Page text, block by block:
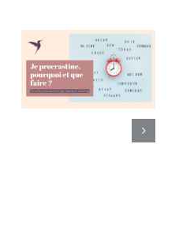
faire ?
Conseils
pratiques